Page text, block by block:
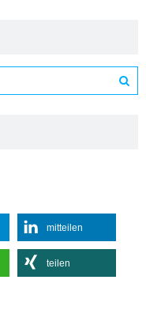
mitteilen
teilen